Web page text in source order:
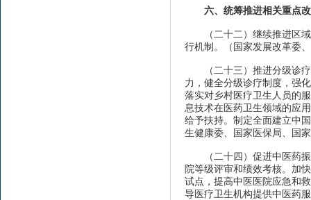
六、统筹推进相关重点
（二十二）继续推进区域
行机制。（国家发展改革委
（二十三）推进分级诊疗
力，健全分级诊疗制度，强
落实对乡村医疗卫生人员的
息技术在医药卫生领域的应
给予扶持。制定全面建立中
生健康委、国家医保局、国
（二十四）促进中医药振
院等级评审和绩效考核。加
试点，提高中医医院应急和
导医疗卫生机构提供中医药